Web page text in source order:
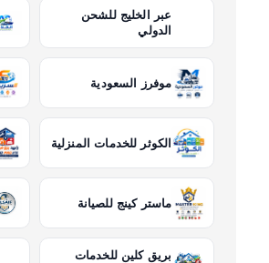
عبر الخليج للشحن
الدولي
موفرز السعودية
الكوثر للخدمات المنزلية
ماستر كينج للصيانة
بريق كلين للخدمات